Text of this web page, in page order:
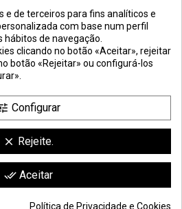
SEGURA
.
e de terceiros para fins analíticos e
com base num perfil
de navegação.
clicando no botão «Aceitar», rejeitar
botão «Rejeitar» ou configurá-los
Configurar
clear Rejeite.
done_all Aceitar
Política de Privacidade e Cookies